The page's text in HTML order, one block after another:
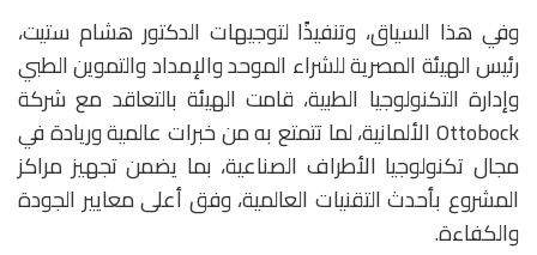
وفي هذا السياق، وتنفيذًا لتوجيهات الدكتور هشام ستيت،
رئيس الهيئة المصرية للشراء الموحد والإمداد والتموين الطبي
وإدارة التكنولوجيا الطبية، قامت الهيئة بالتعاقد مع شركة
Ottobock الألمانية، لما تتمتع به من خبرات عالمية وريادة في
مجال تكنولوجيا الأطراف الصناعية، بما يضمن تجهيز مراكز
المشروع بأحدث التقنيات العالمية، وفق أعلى معايير الجودة
والكفاءة.